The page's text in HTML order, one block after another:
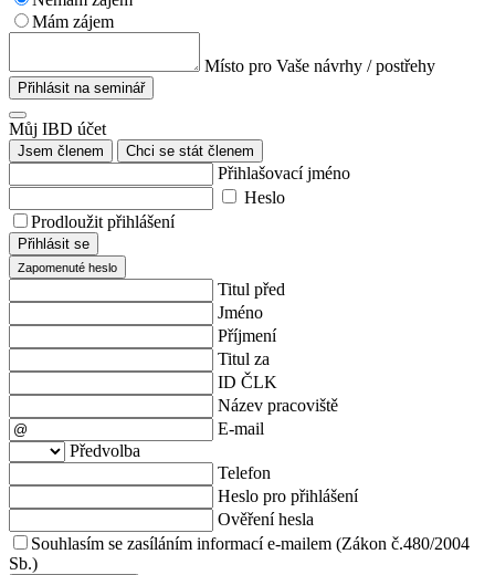
Mám zájem
Místo pro Vaše návrhy / postřehy
Přihlásit na seminář
Můj IBD účet
Jsem členem Chci se stát členem
Přihlašovací jméno
Heslo
Prodloužit přihlášení
Přihlásit se
Zapomenuté heslo
Titul před
Jméno
Příjmení
Titul za
ID ČLK
Název pracoviště
E-mail
Předvolba
Telefon
Heslo pro přihlášení
Ověření hesla
Souhlasím se zasíláním informací e-mailem (Zákon č.480/2004
Sb.)